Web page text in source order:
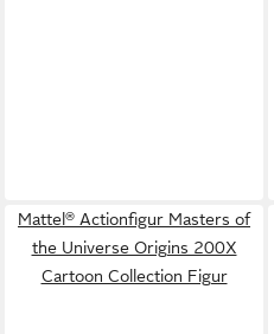
Mattel® Actionfigur Masters of
the Universe Origins 200X
Cartoon Collection Figur